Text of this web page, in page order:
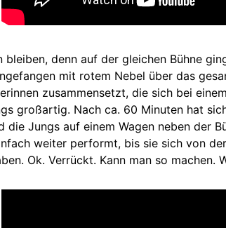
denn auf der gleichen Bühne
mit rotem Nebel über das
zusammensetzt, die sich bei
großartig. Nach ca. 60 Minuten hat
die Jungs auf einem Wagen neben der
weiter performt, bis sie sich von
Ok. Verrückt. Kann man so machen.